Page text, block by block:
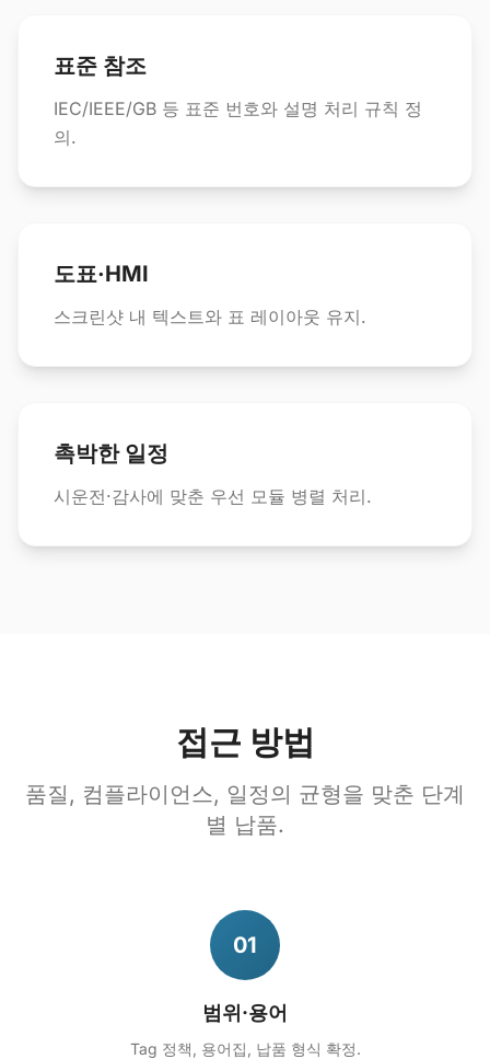
표준 참조
IEC/IEEE/GB 등 표준 번호와 설명 처리 규칙 정
의.
도표·HMI
스크린샷 내 텍스트와 표 레이아웃 유지.
촉박한 일정
시운전·감사에 맞춘 우선 모듈 병렬 처리.
접근 방법
품질, 컴플라이언스, 일정의 균형을 맞춘 단계
별 납품.
01
범위·용어
Tag 정책, 용어집, 납품 형식 확정.